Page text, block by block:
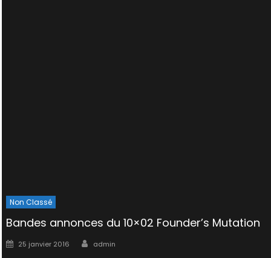
Non Classé
Bandes annonces du 10×02 Founder’s Mutation
Posted
25 janvier 2016 Author
admin